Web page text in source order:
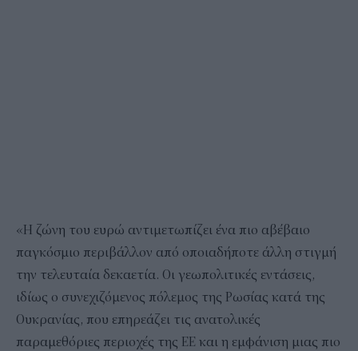
«Η ζώνη του ευρώ αντιμετωπίζει ένα πιο αβέβαιο
παγκόσμιο περιβάλλον από οποιαδήποτε άλλη στιγμή
την τελευταία δεκαετία. Οι γεωπολιτικές εντάσεις,
ιδίως ο συνεχιζόμενος πόλεμος της Ρωσίας κατά της
Ουκρανίας, που επηρεάζει τις ανατολικές
παραμεθόριες περιοχές της ΕΕ και η εμφάνιση μιας πιο